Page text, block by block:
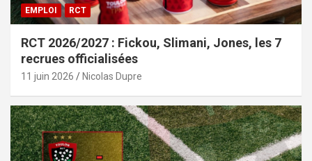
EMPLOI RCT
RCT 2026/2027 : Fickou, Slimani, Jones, les 7
recrues officialisées
11 juin 2026 Nicolas Dupre